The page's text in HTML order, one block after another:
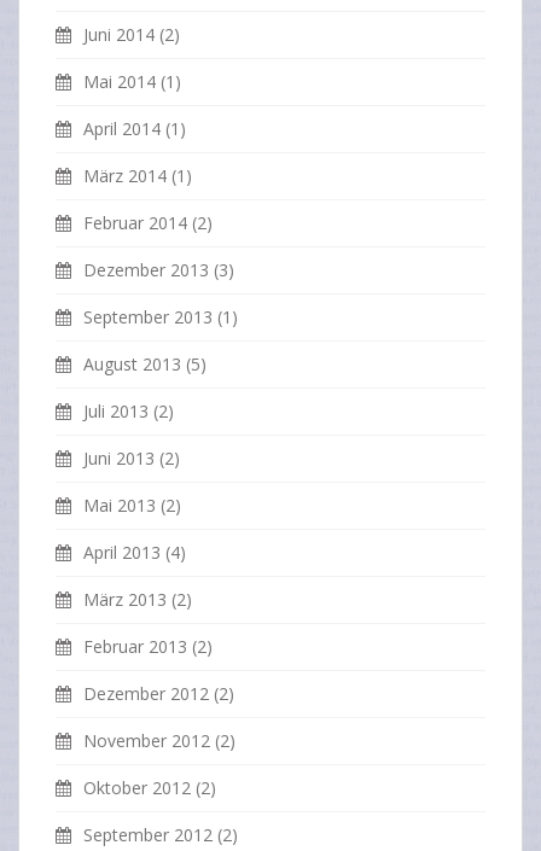
Juni 2014 (2)
Mai 2014 (1)
April 2014 (1)
März 2014 (1)
Februar 2014 (2)
Dezember 2013 (3)
September 2013 (1)
August 2013 (5)
Juli 2013 (2)
Juni 2013 (2)
Mai 2013 (2)
April 2013 (4)
März 2013 (2)
Februar 2013 (2)
Dezember 2012 (2)
November 2012 (2)
Oktober 2012 (2)
September 2012 (2)